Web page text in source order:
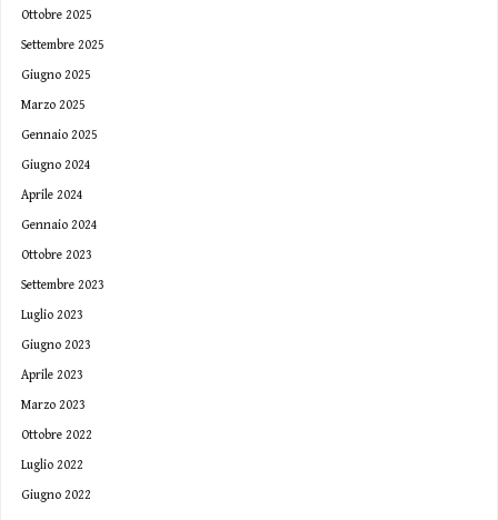
Ottobre 2025
Settembre 2025
Giugno 2025
Marzo 2025
Gennaio 2025
Giugno 2024
Aprile 2024
Gennaio 2024
Ottobre 2023
Settembre 2023
Luglio 2023
Giugno 2023
Aprile 2023
Marzo 2023
Ottobre 2022
Luglio 2022
Giugno 2022